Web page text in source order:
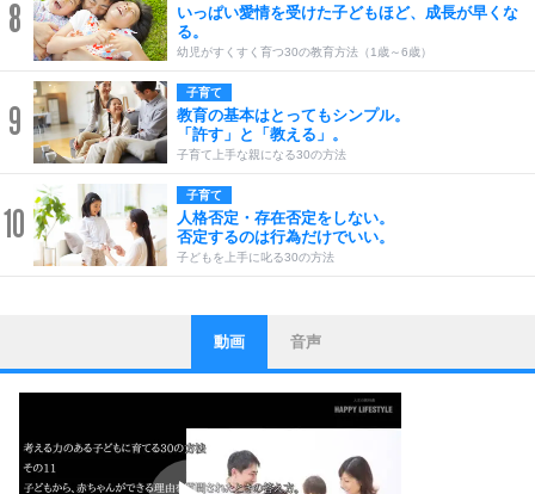
8
いっぱい愛情を受けた子どもほど、成長が早くな
る。
幼児がすくすく育つ30の教育方法（1歳～6歳）
9
子育て
教育の基本はとってもシンプル。
「許す」と「教える」。
子育て上手な親になる30の方法
10
子育て
人格否定・存在否定をしない。
否定するのは行為だけでいい。
子どもを上手に叱る30の方法
1
ストレス対策
他人と比べない。
いっそのこと、他人を見ない。
いらいらしない人になる30の方法
プラス思考
ポジティブになれない原因は、行動しないから。
動画 音声